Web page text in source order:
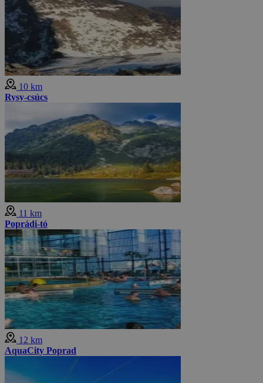
10 km
Rysy-csúcs
11 km
Poprádi-tó
12 km
AquaCity Poprad